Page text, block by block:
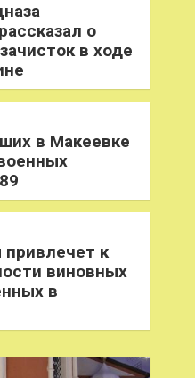
о
в ходе
в Макеевке
к
виновных
в